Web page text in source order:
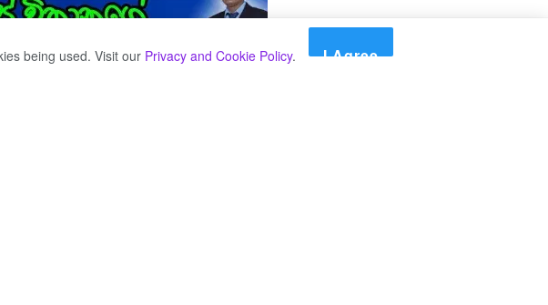
being used. Visit our Privacy and Cookie Policy. I Agree